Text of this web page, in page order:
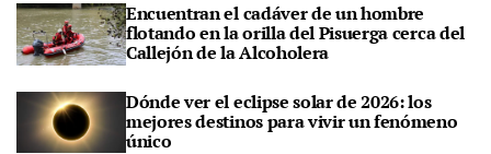
Encuentran el cadáver de un hombre
flotando en la orilla del Pisuerga cerca del
Callejón de la Alcoholera
Dónde ver el eclipse solar de 2026: los
mejores destinos para vivir un fenómeno
único